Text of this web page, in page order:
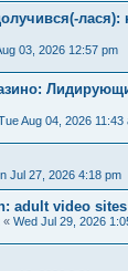
лася):
03, 2026 12:57 pm
Aug 04, 2026 11:43
Jul 27, 2026 4:18 pm
adult video
« Wed Jul 29, 2026